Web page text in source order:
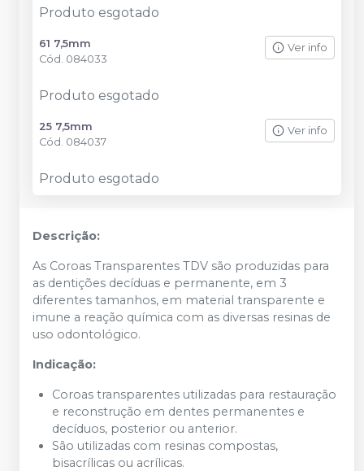
Produto esgotado
61 7,5mm
Cód. 084033
Ver info
Produto esgotado
25 7,5mm
Cód. 084037
Ver info
Produto esgotado
Descrição:
As Coroas Transparentes TDV são produzidas para
as dentições decíduas e permanente, em 3
diferentes tamanhos, em material transparente e
imune a reação química com as diversas resinas de
uso odontológico.
Indicação:
Coroas transparentes utilizadas para restauração
e reconstrução em dentes permanentes e
decíduos, posterior ou anterior.
São utilizadas com resinas compostas,
bisacrílicas ou acrílicas.